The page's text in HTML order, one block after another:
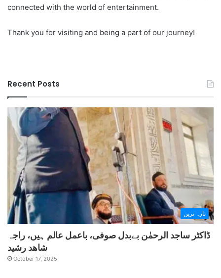
connected with the world of entertainment.
Thank you for visiting and being a part of our journey!
Recent Posts
تازہ ترین
ڈاکٹر ساجد الرحمٰن بےبدل صوفی، باعمل عالم ہیں، راجہ
شاھد رشید
October 17, 2025